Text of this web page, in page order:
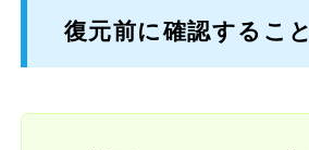
復元前に確認すること